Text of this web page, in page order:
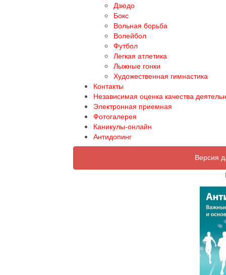
Дзюдо
Бокс
Вольная борьба
Волейбол
Футбол
Легкая атлетика
Лыжные гонки
Художественная гимнастика
Контакты
Независимая оценка качества
Электронная приемная
Фотогалерея
Каникулы-онлайн
Антидопинг
Версия